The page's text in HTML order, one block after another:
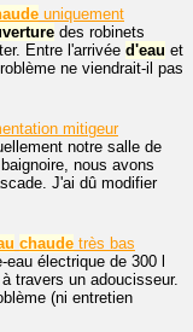
uniquement
des robinets
Entre l'arrivée d'eau et
ne viendrait-il pas
mitigeur
notre salle de
nous avons
J'ai dû modifier
chaude très bas
électrique de 300 l
travers un adoucisseur.
(ni entretien